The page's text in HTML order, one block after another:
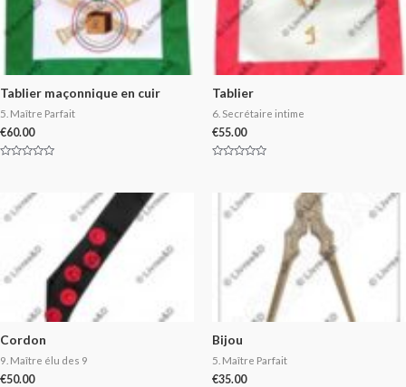
Tablier maçonnique en cuir
5. Maître Parfait
€60.00
Tablier
6. Secrétaire intime
€55.00
of
Cordon
9. Maître élu des 9
€50.00
Bijou
5. Maître Parfait
€35.00